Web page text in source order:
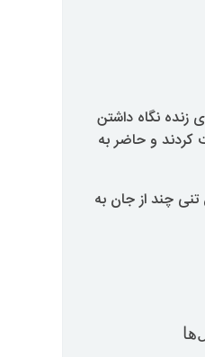
زنده نگاه داشتن
کردند و حاضر به
تنی چند از جان به